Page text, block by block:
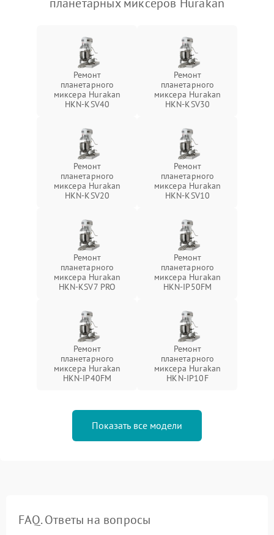
Ремонт
планетарного
миксера Hurakan
HKN-KSV40
Ремонт
планетарного
миксера Hurakan
HKN-KSV30
Ремонт
планетарного
миксера Hurakan
HKN-KSV20
Ремонт
планетарного
миксера Hurakan
HKN-KSV10
Ремонт
планетарного
миксера Hurakan
HKN-KSV7 PRO
Ремонт
планетарного
миксера Hurakan
HKN-IP50FM
Ремонт
планетарного
миксера Hurakan
HKN-IP40FM
Ремонт
планетарного
миксера Hurakan
HKN-IP10F
Показать все модели
FAQ. Ответы на вопросы